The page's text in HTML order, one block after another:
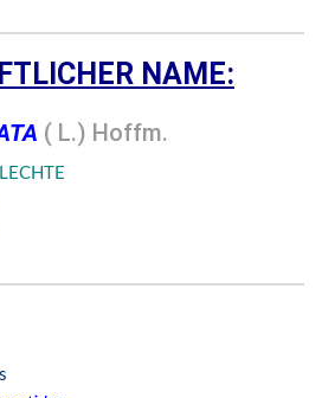
NAME:
( L.) Hoffm.